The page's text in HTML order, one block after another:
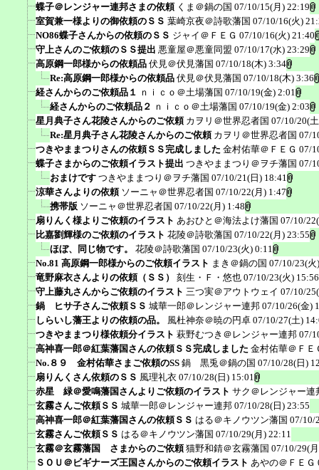
蝶子＠レンジャー連邦さまの依頼 くま＠鍋の国 07/10/15(月) 22:19
室賀兼一様よりの御依頼のＳＳ 葉崎京夜＠詩歌藩国 07/10/16(火)
NO86蝶子さんからの依頼のＳＳ ジャイ＠ＦＥＧ 07/10/16(火) 21:40
守上さんのご依頼のＳＳ提出 悪童屋＠悪童同盟 07/10/17(水) 23:29
高原鋼一郎様からの依頼品 伏見＠伏見藩国 07/10/18(木) 3:34
Re:高原鋼一郎様からの依頼品 伏見＠伏見藩国 07/10/18(木) 3:36
経さんからのご依頼品１ ｎｉｃｏ＠土場藩国 07/10/19(金) 2:01
経さんからのご依頼品２ ｎｉｃｏ＠土場藩国 07/10/19(金) 2:03
星月典子さん花陵さんからのご依頼 カヲリ＠世界忍者国 07/10/20(
Re:星月典子さん花陵さんからのご依頼 カヲリ＠世界忍者国 07/
つきやままつりさんの依頼ＳＳ完成しました 金村佑華＠ＦＥＧ 07/
蝶子さまからのご依頼イラスト提出 つきやままつり＠ヲチ藩国 07/
おまけです つきやままつり＠ヲチ藩国 07/10/21(日) 18:41
涼華さんよりの依頼 ソーニャ＠世界忍者国 07/10/22(月) 1:47
携帯版 ソーニャ＠世界忍者国 07/10/22(月) 1:48
扇りんく様よりご依頼のイラスト あおひと＠海法よけ藩国 07/10/
比嘉劉輝様のご依頼のイラスト 花陵＠詩歌藩国 07/10/22(月) 23:55
ほぼ、同じ物です。
花陵＠詩歌藩国 07/10/23(火) 0:11
No.81 高原鋼一郎様からのご依頼イラスト まき＠鍋の国 07/10/23(火
竜野麻衣さんよりの依頼（ＳＳ）
刻生・Ｆ・悠也 07/10/23(火) 15:56
守上藤丸さんからご依頼のイラスト 三つ実＠アウトウェイ 07/10/
鍋 ヒサ子さんご依頼ＳＳ 城華一郎＠レンジャー連邦 07/10/26(金)
しらいし藩王よりの依頼の品。
風杜神奈＠暁の円卓 07/10/27(土)
つきやままつり様依頼分イラスト 萩野むつき＠レンジャー連邦 07/
高神喜一郎＠紅葉藩国さんの依頼ＳＳ完成しました 金村佑華＠ＦＥ
No.８９ 金村佑華さまご依頼のSS 鍋 黒兎＠鍋の国 07/10/28(日)
扇りんくさん依頼のＳＳ 風理礼衣 07/10/28(日) 15:01
赤星 緑＠愛鳴藩国さんよりご依頼のイラスト サク＠レンジャー連
玄霧さんご依頼ＳＳ 城華一郎＠レンジャー連邦 07/10/28(日) 23:55
高神喜一郎＠紅葉藩国さんの依頼ＳＳ はる＠キノウツン藩国 07/10/
玄霧さんご依頼ＳＳ はる＠キノウツン藩国 07/10/29(月) 22:11
玄霧＠玄霧藩国 さまからのご依頼 猫野和錆＠玄霧藩国 07/10/29(
ＳＯＵ＠ビギナーズ王国さんからのご依頼イラスト あやの＠ＦＥＧ